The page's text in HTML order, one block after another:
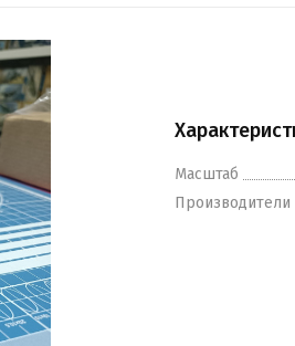
Масштаб
Производители